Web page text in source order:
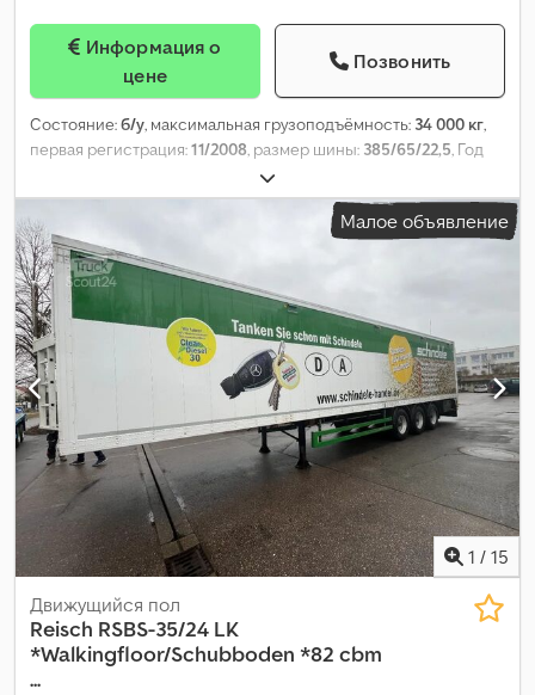
цене
Позвонить
Состояние:б/у, максимальная грузоподъёмность: 34 000 кг,
первая регистрация:11/2008, размер шины: 385/65/22,5, Год
Малое объявление
1 / 15
Движущийся пол
Reisch RSBS-35/24 LK
*Walkingfloor/Schubboden *82 cbm
...